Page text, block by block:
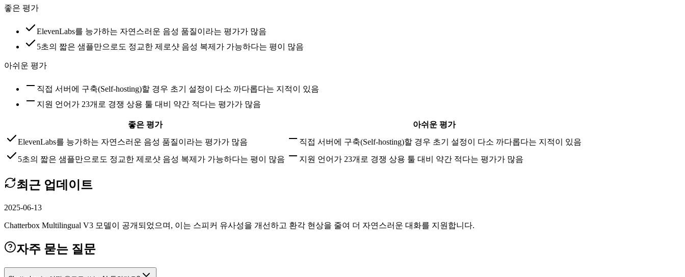
좋은 평가
ElevenLabs를 능가하는 자연스러운 음성 품질이라는 평가가 많음
5초의 짧은 샘플만으로도 정교한 제로샷 음성 복제가 가능하다는 평이 많음
아쉬운 평가
직접 서버에 구축(Self-hosting)할 경우 초기 설정이 다소 까다롭다는 지적이 있음
지원 언어가 23개로 경쟁 상용 툴 대비 약간 적다는 평가가 많음
좋은 평가
아쉬운 평가
ElevenLabs를 능가하는 자연스러운 음성 품질이라는 평가가 많음
직접 서버에 구축(Self-hosting)할 경우 초기 설정이 다소 까다롭다는 지적이 있음
5초의 짧은 샘플만으로도 정교한 제로샷 음성 복제가 가능하다는 평이 많음
지원 언어가 23개로 경쟁 상용 툴 대비 약간 적다는 평가가 많음
최근 업데이트
2025-06-13
Chatterbox Multilingual V3 모델이 공개되었으며, 이는 스피커 유사성을 개선하고 환각 현상을 줄여 더 자연스러운 대화를 지원합니다.
자주 묻는 질문